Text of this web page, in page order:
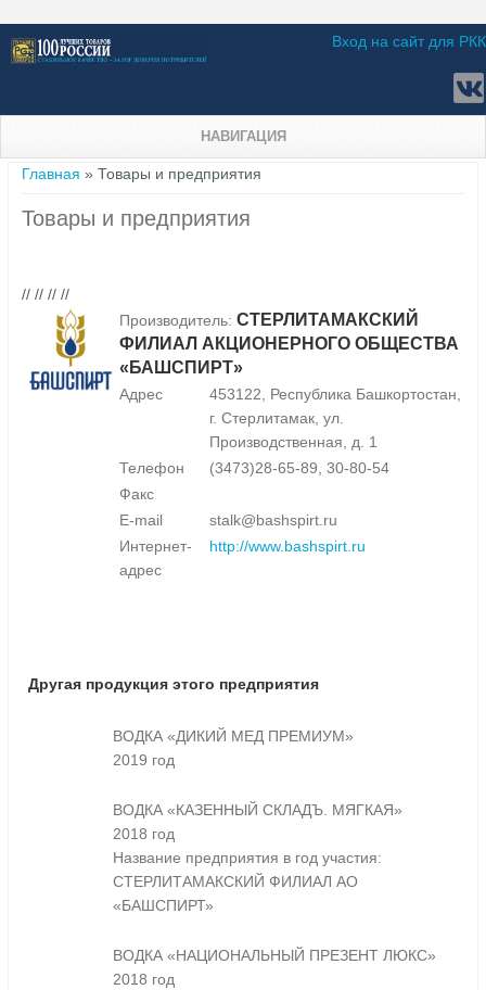
Вход на сайт для РКК
НАВИГАЦИЯ
Вы здесь
Главная » Товары и предприятия
Товары и предприятия
// // // //
Производитель: СТЕРЛИТАМАКСКИЙ
ФИЛИАЛ АКЦИОНЕРНОГО ОБЩЕСТВА
«БАШСПИРТ»
Адрес
453122, Республика Башкортостан,
г. Стерлитамак, ул.
Производственная, д. 1
Телефон
(3473)28-65-89, 30-80-54
Факс
E-mail
stalk@bashspirt.ru
Интернет-
адрес
http://www.bashspirt.ru
Другая продукция этого предприятия
ВОДКА «ДИКИЙ МЕД ПРЕМИУМ»
2019 год
ВОДКА «КАЗЕННЫЙ СКЛАДЪ. МЯГКАЯ»
2018 год
Название предприятия в год участия:
СТЕРЛИТАМАКСКИЙ ФИЛИАЛ АО
«БАШСПИРТ»
ВОДКА «НАЦИОНАЛЬНЫЙ ПРЕЗЕНТ ЛЮКС»
2018 год